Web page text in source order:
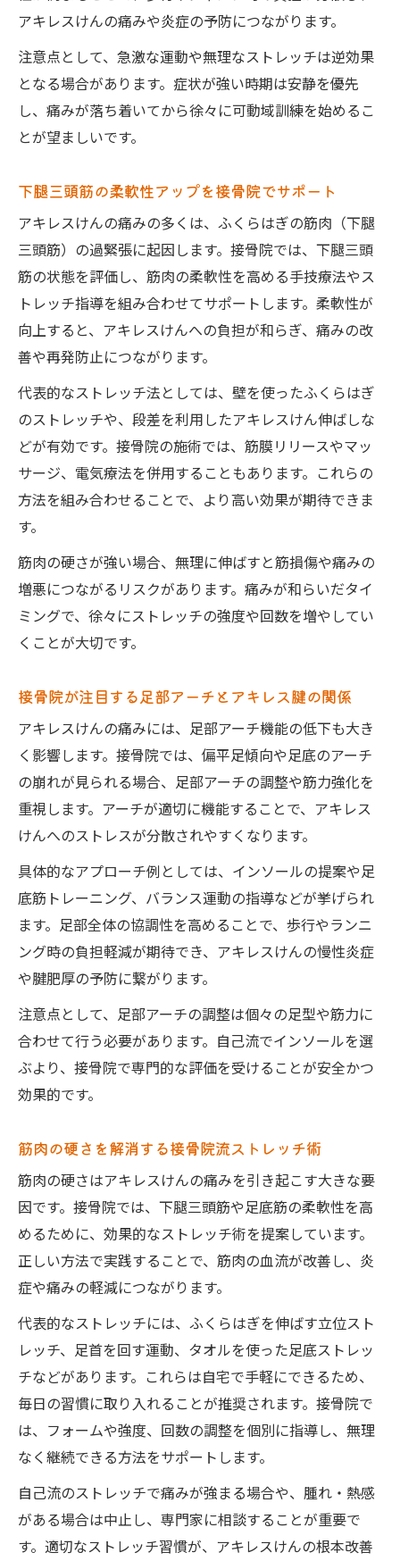
アキレスけんの痛みや炎症の予防につながります。
注意点として、急激な運動や無理なストレッチは逆効果
となる場合があります。症状が強い時期は安静を優先
し、痛みが落ち着いてから徐々に可動域訓練を始めるこ
とが望ましいです。
下腿三頭筋の柔軟性アップを接骨院でサポート
アキレスけんの痛みの多くは、ふくらはぎの筋肉（下腿
三頭筋）の過緊張に起因します。接骨院では、下腿三頭
筋の状態を評価し、筋肉の柔軟性を高める手技療法やス
トレッチ指導を組み合わせてサポートします。柔軟性が
向上すると、アキレスけんへの負担が和らぎ、痛みの改
善や再発防止につながります。
代表的なストレッチ法としては、壁を使ったふくらはぎ
のストレッチや、段差を利用したアキレスけん伸ばしな
どが有効です。接骨院の施術では、筋膜リリースやマッ
サージ、電気療法を併用することもあります。これらの
方法を組み合わせることで、より高い効果が期待できま
す。
筋肉の硬さが強い場合、無理に伸ばすと筋損傷や痛みの
増悪につながるリスクがあります。痛みが和らいだタイ
ミングで、徐々にストレッチの強度や回数を増やしてい
くことが大切です。
接骨院が注目する足部アーチとアキレス腱の関係
アキレスけんの痛みには、足部アーチ機能の低下も大き
く影響します。接骨院では、偏平足傾向や足底のアーチ
の崩れが見られる場合、足部アーチの調整や筋力強化を
重視します。アーチが適切に機能することで、アキレス
けんへのストレスが分散されやすくなります。
具体的なアプローチ例としては、インソールの提案や足
底筋トレーニング、バランス運動の指導などが挙げられ
ます。足部全体の協調性を高めることで、歩行やランニ
ング時の負担軽減が期待でき、アキレスけんの慢性炎症
や腱肥厚の予防に繋がります。
注意点として、足部アーチの調整は個々の足型や筋力に
合わせて行う必要があります。自己流でインソールを選
ぶより、接骨院で専門的な評価を受けることが安全かつ
効果的です。
筋肉の硬さを解消する接骨院流ストレッチ術
筋肉の硬さはアキレスけんの痛みを引き起こす大きな要
因です。接骨院では、下腿三頭筋や足底筋の柔軟性を高
めるために、効果的なストレッチ術を提案しています。
正しい方法で実践することで、筋肉の血流が改善し、炎
症や痛みの軽減につながります。
代表的なストレッチには、ふくらはぎを伸ばす立位スト
レッチ、足首を回す運動、タオルを使った足底ストレッ
チなどがあります。これらは自宅で手軽にできるため、
毎日の習慣に取り入れることが推奨されます。接骨院で
は、フォームや強度、回数の調整を個別に指導し、無理
なく継続できる方法をサポートします。
自己流のストレッチで痛みが強まる場合や、腫れ・熱感
がある場合は中止し、専門家に相談することが重要で
す。適切なストレッチ習慣が、アキレスけんの根本改善